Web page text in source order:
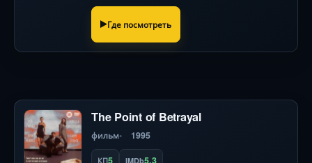
Где посмотреть
The Point of Betrayal
фильм 1995
КП5 IMDb5.3